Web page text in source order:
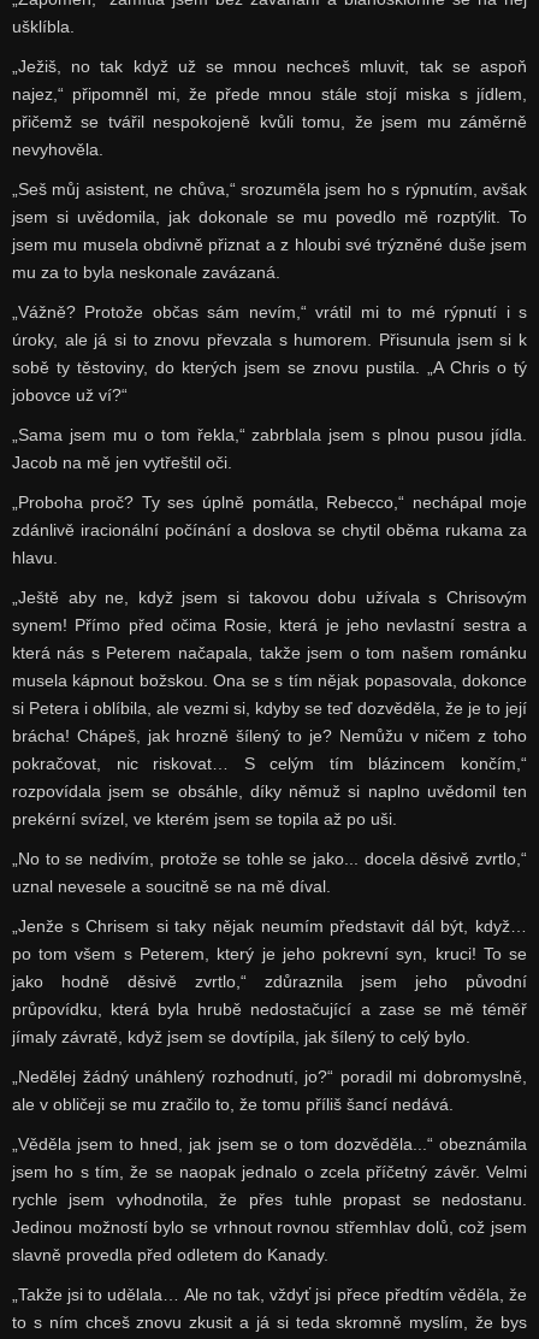
ušklíbla.
„Ježiš, no tak když už se mnou nechceš mluvit, tak se aspoň
najez,“ připomněl mi, že přede mnou stále stojí miska s jídlem,
přičemž se tvářil nespokojeně kvůli tomu, že jsem mu záměrně
nevyhověla.
„Seš můj asistent, ne chůva,“ srozuměla jsem ho s rýpnutím, avšak
jsem si uvědomila, jak dokonale se mu povedlo mě rozptýlit. To
jsem mu musela obdivně přiznat a z hloubi své trýzněné duše jsem
mu za to byla neskonale zavázaná.
„Vážně? Protože občas sám nevím,“ vrátil mi to mé rýpnutí i s
úroky, ale já si to znovu převzala s humorem. Přisunula jsem si k
sobě ty těstoviny, do kterých jsem se znovu pustila. „A Chris o tý
jobovce už ví?“
„Sama jsem mu o tom řekla,“ zabrblala jsem s plnou pusou jídla.
Jacob na mě jen vytřeštil oči.
„Proboha proč? Ty ses úplně pomátla, Rebecco,“ nechápal moje
zdánlivě iracionální počínání a doslova se chytil oběma rukama za
hlavu.
„Ještě aby ne, když jsem si takovou dobu užívala s Chrisovým
synem! Přímo před očima Rosie, která je jeho nevlastní sestra a
která nás s Peterem načapala, takže jsem o tom našem románku
musela kápnout božskou. Ona se s tím nějak popasovala, dokonce
si Petera i oblíbila, ale vezmi si, kdyby se teď dozvěděla, že je to její
brácha! Chápeš, jak hrozně šílený to je? Nemůžu v ničem z toho
pokračovat, nic riskovat… S celým tím blázincem končím,“
rozpovídala jsem se obsáhle, díky němuž si naplno uvědomil ten
prekérní svízel, ve kterém jsem se topila až po uši.
„No to se nedivím, protože se tohle se jako... docela děsivě zvrtlo,“
uznal nevesele a soucitně se na mě díval.
„Jenže s Chrisem si taky nějak neumím představit dál být, když…
po tom všem s Peterem, který je jeho pokrevní syn, kruci! To se
jako hodně děsivě zvrtlo,“ zdůraznila jsem jeho původní
průpovídku, která byla hrubě nedostačující a zase se mě téměř
jímaly závratě, když jsem se dovtípila, jak šílený to celý bylo.
„Nedělej žádný unáhlený rozhodnutí, jo?“ poradil mi dobromyslně,
ale v obličeji se mu zračilo to, že tomu příliš šancí nedává.
„Věděla jsem to hned, jak jsem se o tom dozvěděla...“ obeznámila
jsem ho s tím, že se naopak jednalo o zcela příčetný závěr. Velmi
rychle jsem vyhodnotila, že přes tuhle propast se nedostanu.
Jedinou možností bylo se vrhnout rovnou střemhlav dolů, což jsem
slavně provedla před odletem do Kanady.
„Takže jsi to udělala… Ale no tak, vždyť jsi přece předtím věděla, že
to s ním chceš znovu zkusit a já si teda skromně myslím, že bys